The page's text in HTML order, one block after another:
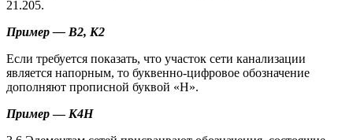
21.205.
Пример — В2, К2
Если требуется показать, что участок сети канализации
является напорным, то буквенно-цифровое обозначение
дополняют прописной буквой «Н».
Пример— К4Н